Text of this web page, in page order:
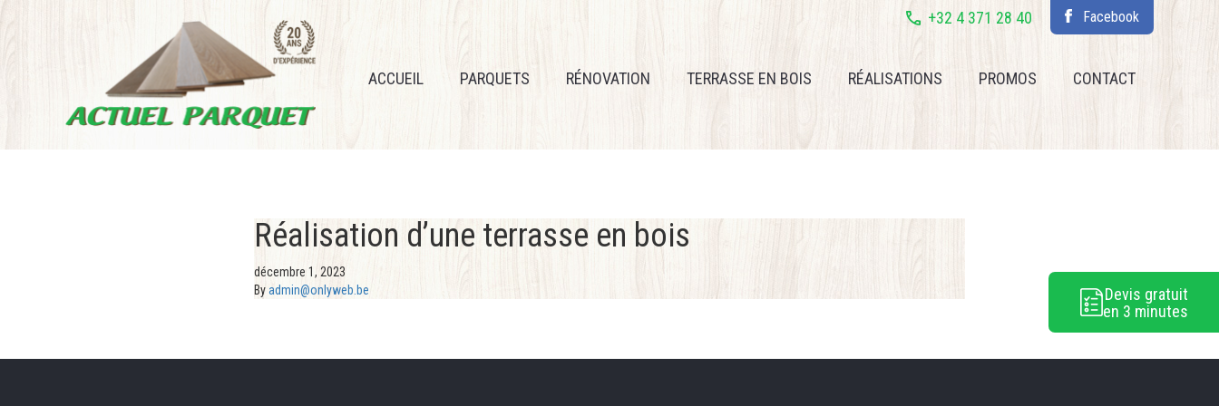
ACCUEIL PARQUETS RÉNOVATION TERRASSE EN BOIS RÉALISATIONS PROMOS CONTACT
+32 4 371 28 40 Facebook
Devis gratuit
en 3 minutes
Réalisation d’une terrasse en bois
décembre 1, 2023
Byadmin@onlyweb.be